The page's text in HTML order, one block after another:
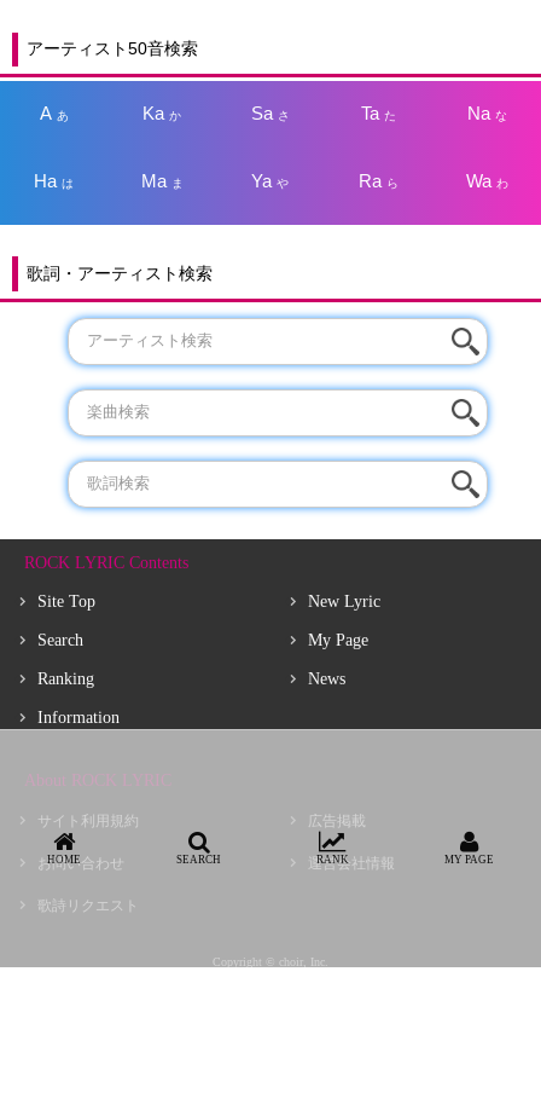
アーティスト50音検索
A あ Kaか Sa さ Taた Na な
Haは Ma ま Yaや Ra ら Wa わ
歌詞・アーティスト検索
ROCK LYRIC Contents
Site Top
Search
Ranking
Information
New Lyric
My Page
News
About ROCK LYRIC
サイト利用規約
お問い合わせ
歌詩リクエスト
広告掲載
運営会社情報
Copyright © choir, Inc.
HOME SEARCH RANK MY PAGE